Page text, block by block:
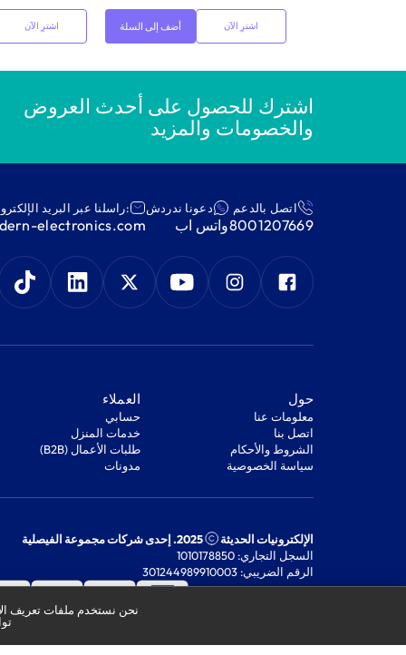
اشترِ الآن أضف إلى السلة اشترِ الآن
اشترك للحصول على أحدث العروض
والخصومات والمزيد
اتصل بالدعم
8001207669
دعونا ندردش
واتس اب
:راسلنا عبر البريد
electronics.com
‫حول‬
معلومات عنا
اتصل بنا
‫الشروط والأحكام‬
‫سياسة الخصوصية‬
‫العملاء‬
‫حسابي‬
‫خدمات المنزل‬
‫طلبات الأعمال (B2B)‬
مدونات
الإلكترونيات الحديثة
2025. إحدى شركات مجموعة الفيصلية
السجل التجاري: 1010178850
الرقم الضريبي: 301244989910003
نحن نستخدم ملفات تعريف